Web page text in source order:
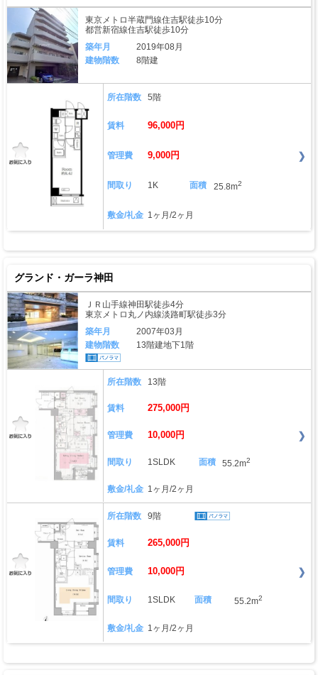
東京メトロ半蔵門線住吉駅徒歩10分
都営新宿線住吉駅徒歩10分
築年月
2019年08月
建物階数
8階建
所在階数 5階
賃料 96,000円
管理費 9,000円
間取り 1K 面積 25.8m2
敷金/礼金 1ヶ月/2ヶ月
グランド・ガーラ神田
ＪＲ山手線神田駅徒歩4分
東京メトロ丸ノ内線淡路町駅徒歩3分
築年月
2007年03月
建物階数
13階建地下1階
所在階数 13階
賃料 275,000円
管理費 10,000円
間取り 1SLDK 面積 55.2m2
敷金/礼金 1ヶ月/2ヶ月
所在階数 9階
賃料 265,000円
管理費 10,000円
間取り 1SLDK 面積 55.2m2
敷金/礼金 1ヶ月/2ヶ月